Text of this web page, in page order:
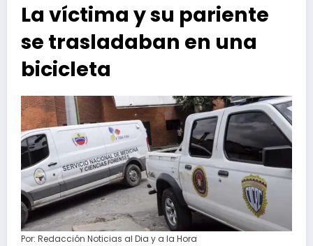
La víctima y su pariente
se trasladaban en una
bicicleta
Por: Redacción Noticias al Dia y a la Hora